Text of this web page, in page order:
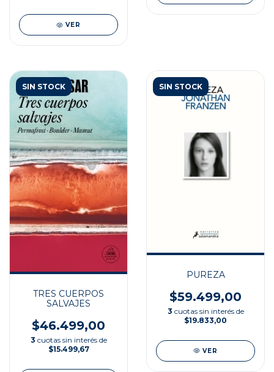
VER
SIN STOCK
TRES CUERPOS
SALVAJES
$46.499,00
3 cuotas sin interés de
$15.499,67
SIN STOCK
PUREZA
$59.499,00
3 cuotas sin interés de
$19.833,00
VER